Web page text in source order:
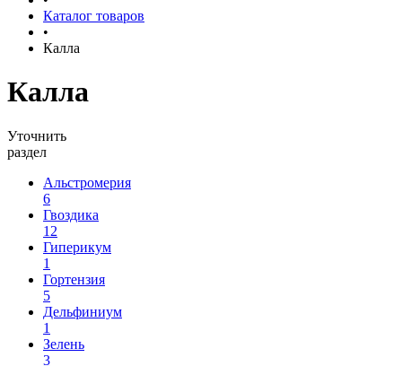
Каталог товаров
•
Калла
Калла
Уточнить
раздел
Альстромерия
6
Гвоздика
12
Гиперикум
1
Гортензия
5
Дельфиниум
1
Зелень
3